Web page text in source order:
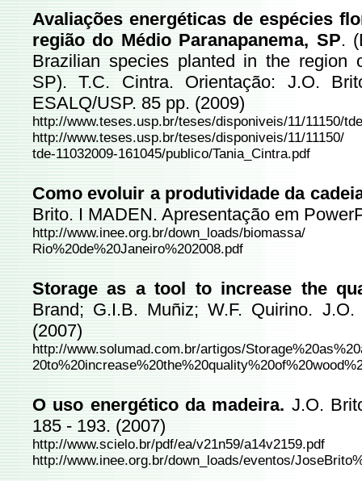
Avaliações energéticas de espécies
região do Médio Paranapanema, SP.
Brazilian species planted in the region
SP). T.C. Cintra. Orientação: J.O.
ESALQ/USP. 85 pp. (2009)
http://www.teses.usp.br/teses/disponiveis/11/11150/
http://www.teses.usp.br/teses/disponiveis/11/11150/
tde-11032009-161045/publico/Tania_Cintra.pdf
Como evoluir a produtividade da
Brito. I MADEN. Apresentação em
http://www.inee.org.br/down_loads/biomassa/
Rio%20de%20Janeiro%202008.pdf
Storage as a tool to increase the
Brand; G.I.B. Muñiz; W.F. Quirino.
(2007)
http://www.solumad.com.br/artigos/
O uso energético da madeira. J.O.
185 - 193. (2007)
http://www.scielo.br/pdf/ea/v21n59/a14v2159.pdf
http://www.inee.org.br/down_loads/eventos/